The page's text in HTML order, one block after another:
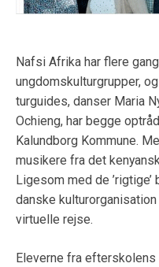
Nafsi Afrika har flere
ungdomskulturgrupper,
turguides, danser Maria
Ochieng, har begge
Kalundborg Kommune.
musikere fra det
Ligesom med de
danske
virtuelle rejse.
Eleverne fra